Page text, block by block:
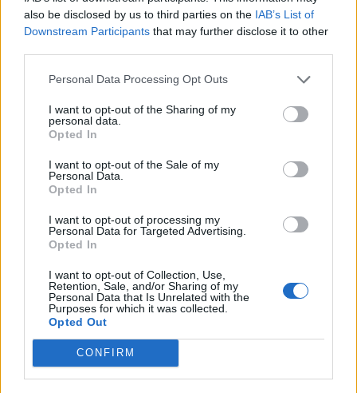
also be disclosed by us to third parties on the IAB’s List of
Downstream Participants that may further disclose it to other
Personal Data Processing Opt Outs
I want to opt-out of the Sharing of my
personal data.
Opted In
I want to opt-out of the Sale of my
Personal Data.
Opted In
I want to opt-out of processing my
Personal Data for Targeted Advertising.
Opted In
I want to opt-out of Collection, Use,
Retention, Sale, and/or Sharing of my
Personal Data that Is Unrelated with the
Purposes for which it was collected.
Opted Out
CONFIRM
is de s'Ilva de Sa Maddalena sighint a bisai
s'artziada in Sèrie D
4 Giu 2026
Finale playoff: il Golfo Aranci colpisce e
affonda il La Salle con Mulas e Ruzzittu
1 Giu 2026
coltello tra i denti»
28 Mag 2026
«Siamo un po' stanchi ma col La Salle diremo
la nostra»
Seconda Categoria, Play-Off: La Salle
spietato contro la Monreale: decide Pandori;
il Golfo Aranci cala il poker ai danni
dell'Ottava e ora si prepara per il match
decisivo
25 Mag 2026